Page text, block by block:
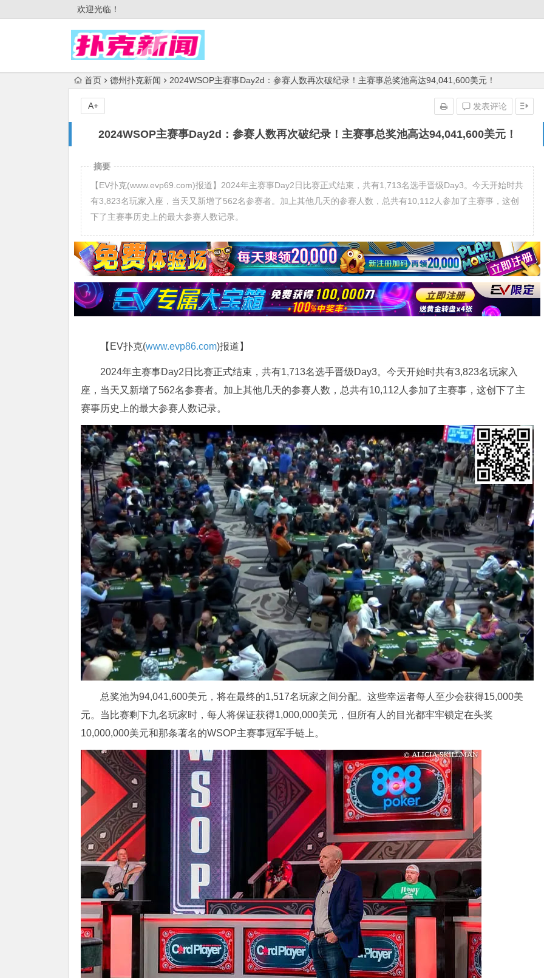
欢迎光临！
首页 德州扑克新闻 2024WSOP主赛事Day2d：参赛人数再次破纪录！主赛事总奖池高达94,041,600美元！
2024WSOP主赛事Day2d：参赛人数再次破纪录！主赛事总奖池高达94,041,600美元！
发表评论
A+
摘要
【EV扑克(www.evp69.com)报道】2024年主赛事Day2日比赛正式结束，共有1,713名选手晋级Day3。今天开始时共
有3,823名玩家入座，当天又新增了562名参赛者。加上其他几天的参赛人数，总共有10,112人参加了主赛事，这创
下了主赛事历史上的最大参赛人数记录。
【EV扑克(www.evp86.com)报道】
2024年主赛事Day2日比赛正式结束，共有1,713名选手晋级Day3。今天开始时共有3,823名玩家入
座，当天又新增了562名参赛者。加上其他几天的参赛人数，总共有10,112人参加了主赛事，这创下了主
赛事历史上的最大参赛人数记录。
总奖池为94,041,600美元，将在最终的1,517名玩家之间分配。这些幸运者每人至少会获得15,000美
元。当比赛剩下九名玩家时，每人将保证获得1,000,000美元，但所有人的目光都牢牢锁定在头奖
10,000,000美元和那条著名的WSOP主赛事冠军手链上。